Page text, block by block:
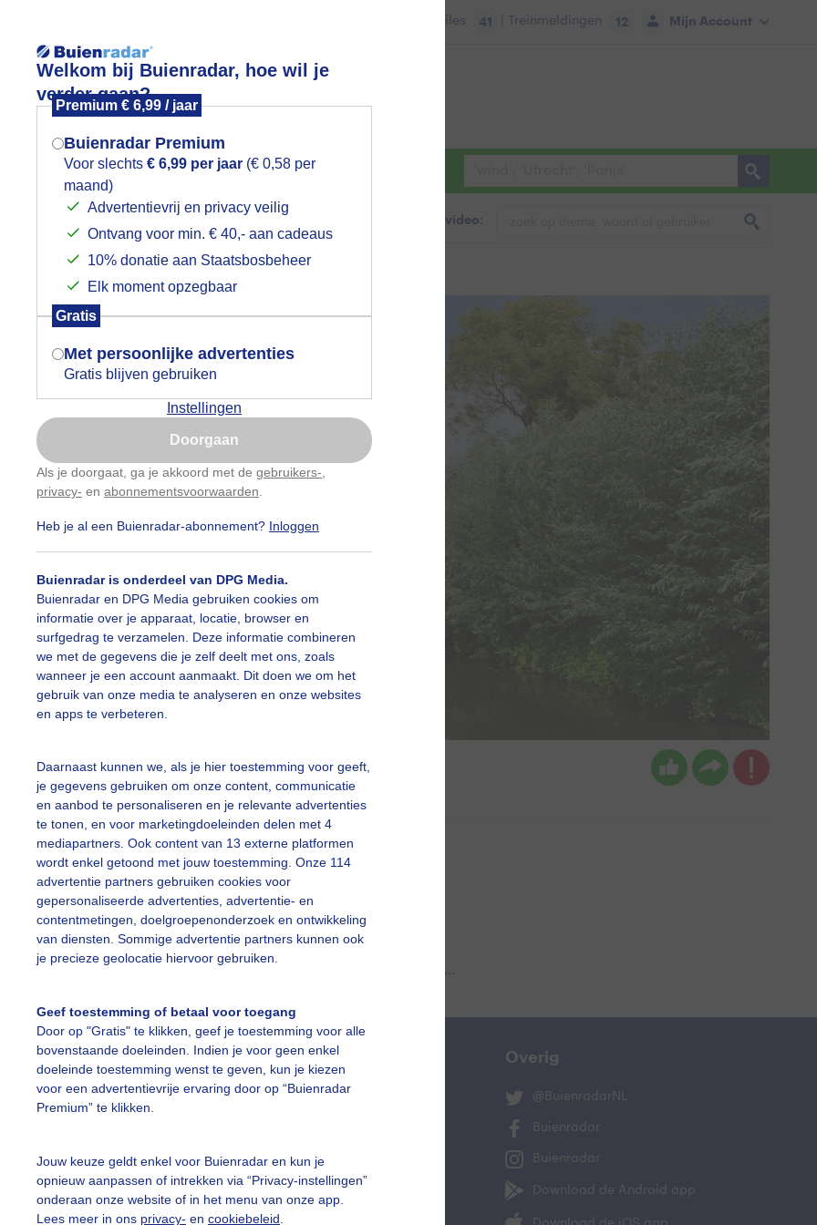
Welkom bij Buienradar, hoe wil je
verder gaan?
Premium € 6,99 / jaar
Buienradar Premium
Voor slechts € 6,99 per jaar (€ 0,58 per
maand)
Advertentievrij en privacy veilig
Ontvang voor min. € 40,- aan cadeaus
10% donatie aan Staatsbosbeheer
Elk moment opzegbaar
Gratis
Met persoonlijke advertenties
Gratis blijven gebruiken
Instellingen
Doorgaan
Als je doorgaat, ga je akkoord met de gebruikers-
privacy- en abonnementsvoorwaarden
Heb je al een Buienradar-abonnement? Inloggen
Buienradar is onderdeel van DPG Media.
Buienradar en DPG Media gebruiken cookies om
informatie over je apparaat, locatie, browser en
surfgedrag te verzamelen. Deze informatie combineren
we met de gegevens die je zelf deelt met ons, zoals
wanneer je een account aanmaakt. Dit doen we om het
gebruik van onze media te analyseren en onze websites
en apps te verbeteren.
Daarnaast kunnen we, als je hier toestemming voor geeft,
je gegevens gebruiken om onze content, communicatie
en aanbod te personaliseren en je relevante advertenties
te tonen, en voor marketingdoeleinden delen met 4
mediapartners. Ook content van 13 externe platformen
wordt enkel getoond met jouw toestemming. Onze 114
advertentie partners gebruiken cookies voor
gepersonaliseerde advertenties, advertentie- en
contentmetingen, doelgroepenonderzoek en ontwikkeling
van diensten. Sommige advertentie partners kunnen ook
je precieze geolocatie hiervoor gebruiken.
Geef toestemming of betaal voor toegang
Door op "Gratis" te klikken, geef je toestemming voor alle
bovenstaande doeleinden. Indien je voor geen enkel
doeleinde toestemming wenst te geven, kun je kiezen
voor een advertentievrije ervaring door op “Buienradar
Premium” te klikken.
Jouw keuze geldt enkel voor Buienradar en kun je
opnieuw aanpassen of intrekken via “Privacy-instellingen”
onderaan onze website of in het menu van onze app.
Lees meer in ons privacy- en cookiebeleid
Mijn Account
Files 41 | Treinmeldingen 12
Foto en video Weerzine
Zoeken in foto & video:
Heidi Roest Gemaakt: 07-06-2026, 41x bekeken
slideshow
vragen
Mijn weer
De Bilt
Overig
@BuienradarNL
Buienradar
Buienradar
Download de Android app
Mogen we je locatie gebruiken voor
het weer?
Indien je hier nog geen akkoord op hebt
gegeven, verschijnt er zo een pop-up uit
je browser waarin deze toestemming
gevraagd wordt.
Is goed, toon de popup
Nu niet, misschien later
Gebruik je Safari en wil je niet elke dag deze pop-up
Klikhierom dit aan te passen